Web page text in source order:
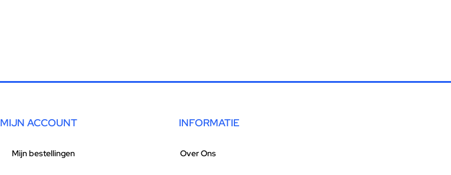
MIJN ACCOUNT
Mijn bestellingen
INFORMATIE
Over Ons